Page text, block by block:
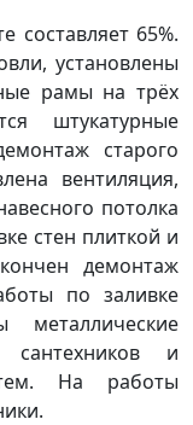
составляет 65%.
установлены
рамы на трёх
штукатурные
старого
вентиляция,
потолка
стен плиткой и
демонтаж
по заливке
сантехников и
На работы